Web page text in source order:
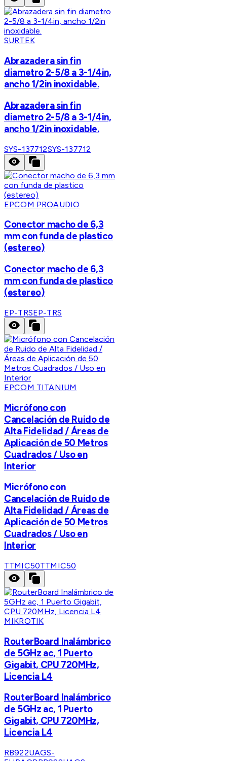
SURTEK
Abrazadera sin fin
diametro 2-5/8 a 3-1/4in,
ancho 1/2in inoxidable.
Abrazadera sin fin
diametro 2-5/8 a 3-1/4in,
ancho 1/2in inoxidable.
SYS-137712SYS-137712
EPCOM PROAUDIO
Conector macho de 6,3
mm con funda de plastico
(estereo)
Conector macho de 6,3
mm con funda de plastico
(estereo)
EP-TRSEP-TRS
EPCOM TITANIUM
Micrófono con
Cancelación de Ruido de
Alta Fidelidad / Áreas de
Aplicación de 50 Metros
Cuadrados / Uso en
Interior
Micrófono con
Cancelación de Ruido de
Alta Fidelidad / Áreas de
Aplicación de 50 Metros
Cuadrados / Uso en
Interior
TTMIC50TTMIC50
MIKROTIK
RouterBoard Inalámbrico
de 5GHz ac, 1 Puerto
Gigabit, CPU 720MHz,
Licencia L4
RouterBoard Inalámbrico
de 5GHz ac, 1 Puerto
Gigabit, CPU 720MHz,
Licencia L4
RB922UAGS-